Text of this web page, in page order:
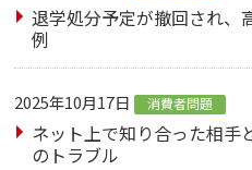
退学処分予定が撤回され、
例
2025年10月17日 消費者問題
ネット上で知り合った相手
のトラブル